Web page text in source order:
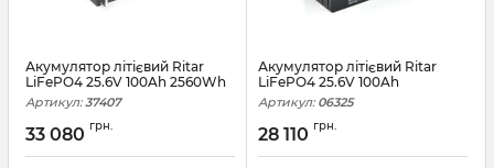
Акумулятор літієвий Ritar
LiFePO4 25.6V 100Ah 2560Wh
Артикул: 37407
33 080 грн.
Акумулятор літієвий Ritar
LiFePO4 25.6V 100Ah
Артикул: 06325
28 110 грн.